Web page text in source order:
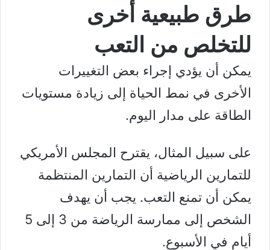
طرق طبيعية أخرى
للتخلص من التعب
يمكن أن يؤدي إجراء بعض التغييرات
الأخرى في نمط الحياة إلى زيادة مستويات
الطاقة على مدار اليوم.
على سبيل المثال، يقترح المجلس الأمريكي
للتمارين الرياضية أن التمارين المنتظمة
يمكن أن تمنع التعب. يجب أن يهدف
الشخص إلى ممارسة الرياضة من 3 إلى 5
أيام في الأسبوع.